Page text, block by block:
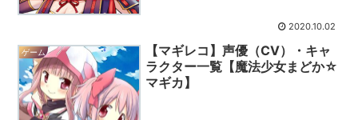
2020.10.02
ゲーム
【マギレコ】声優（CV）・キャ
ラクター一覧【魔法少女まどか☆
マギカ】